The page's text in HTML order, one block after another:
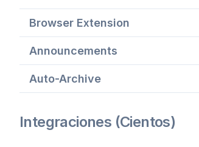
Browser Extension
Announcements
Auto-Archive
Integraciones (Cientos)